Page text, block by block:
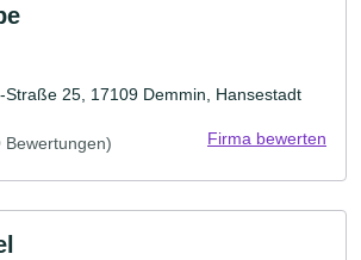
Straße 25, 17109 Demmin, Hansestadt
Bewertungen) Firma bewerten